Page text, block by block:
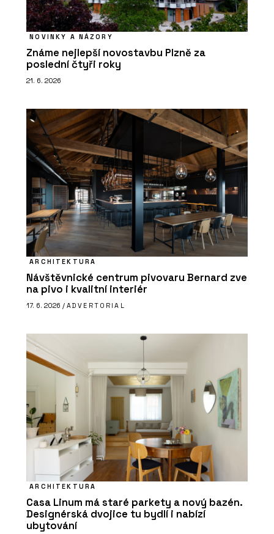
NOVINKY A NÁZORY
Známe nejlepší novostavbu Plzně za
poslední čtyři roky
21. 6. 2026
ARCHITEKTURA
Návštěvnické centrum pivovaru Bernard zve
na pivo i kvalitní interiér
17. 6. 2026 / ADVERTORIAL
ARCHITEKTURA
Casa Linum má staré parkety a nový bazén.
Designérská dvojice tu bydlí i nabízí
ubytování